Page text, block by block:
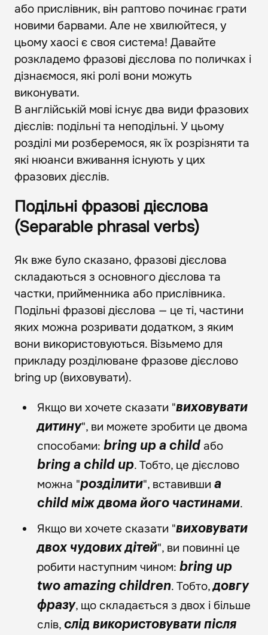
або прислівник, він раптово починає грати
новими барвами. Але не хвилюйтеся, у
цьому хаосі є своя система! Давайте
розкладемо фразові дієслова по поличках і
дізнаємося, які ролі вони можуть
виконувати.
В англійській мові існує два види фразових
дієслів: подільні та неподільні. У цьому
розділі ми розберемося, як їх розрізняти та
які нюанси вживання існують у цих
фразових дієслів.
Подільні фразові дієслова
(Separable phrasal verbs)
Як вже було сказано, фразові дієслова
складаються з основного дієслова та
частки, прийменника або прислівника.
Подільні фразові дієслова — це ті, частини
яких можна розривати додатком, з яким
вони використовуються. Візьмемо для
прикладу розділюване фразове дієслово
bring up (виховувати).
Якщо ви хочете сказати "виховувати
дитину", ви можете зробити це двома
способами:bring up a child або
bring a child up. Тобто, це дієслово
можна "розділити", вставившиa
child між двома його частинами.
Якщо ви хочете сказати "виховувати
двох чудових дітей", ви повинні це
робити наступним чином:bring up
two amazing children. Тобто,довгу
фразу, що складається з двох і більше
слів,слід використовувати після